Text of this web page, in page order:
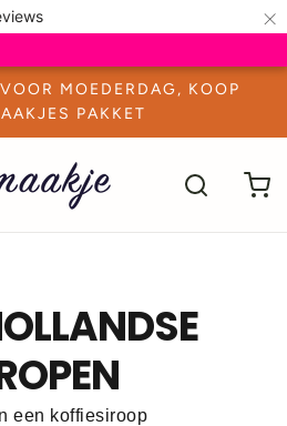
×
MOEDERDAG, KOOP
PAKKET
een koffiesiroop